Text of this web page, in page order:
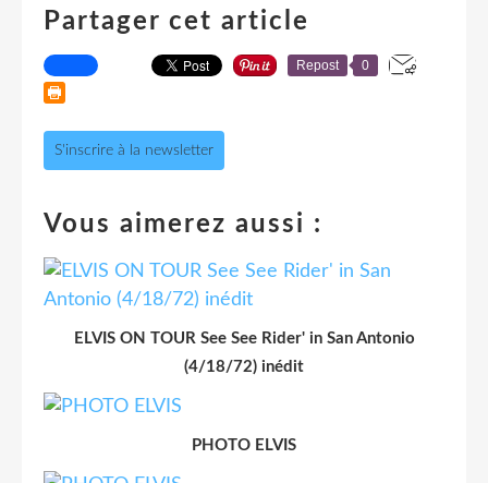
Partager cet article
Repost 0
S'inscrire à la newsletter
Vous aimerez aussi :
ELVIS ON TOUR See See Rider' in San Antonio
(4/18/72) inédit
PHOTO ELVIS